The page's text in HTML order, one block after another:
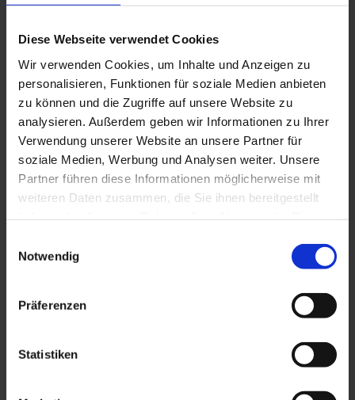
Diese Webseite verwendet Cookies
Wir verwenden Cookies, um Inhalte und Anzeigen zu
personalisieren, Funktionen für soziale Medien anbieten
zu können und die Zugriffe auf unsere Website zu
analysieren. Außerdem geben wir Informationen zu Ihrer
Verwendung unserer Website an unsere Partner für
soziale Medien, Werbung und Analysen weiter. Unsere
Partner führen diese Informationen möglicherweise mit
weiteren Daten zusammen, die Sie ihnen bereitgestellt
Notwendig
Präferenzen
Statistiken
Ausbilder
Da viele TCM-Ärzte ausschließlich privat tätig sind,
können sie keine von den Ärztekammern anerkannte
Facharztausbildung sind, möchten Sie
absolvieren, wo Sie auch Erfahrungen mit TCM